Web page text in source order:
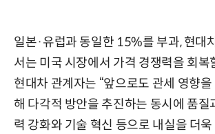
일본·유럽과 동일한 15%를 부과, 현대
서는 미국 시장에서 가격 경쟁력을 회복
현대차 관계자는 “앞으로도 관세 영향
해 다각적 방안을 추진하는 동시에 품질
력 강화와 기술 혁신 등으로 내실을 더